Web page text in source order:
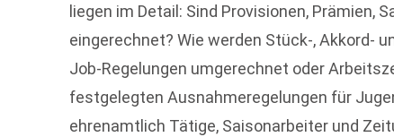
liegen im Detail: Sind Provisionen, Prämien,
eingerechnet? Wie werden Stück-, Akkord-
Job-Regelungen umgerechnet oder
festgelegten Ausnahmeregelungen für
ehrenamtlich Tätige, Saisonarbeiter und